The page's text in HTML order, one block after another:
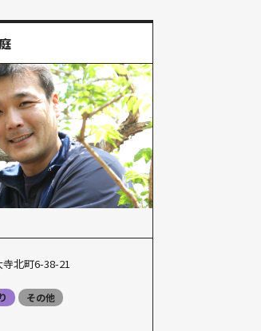
北町6-38-21
その他